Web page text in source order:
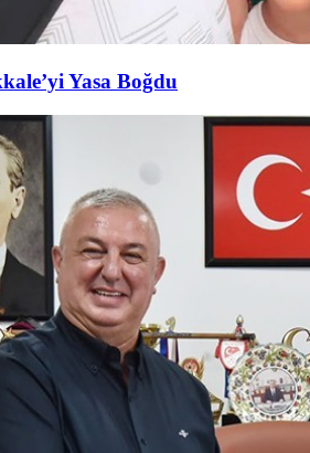
Yasa Boğdu